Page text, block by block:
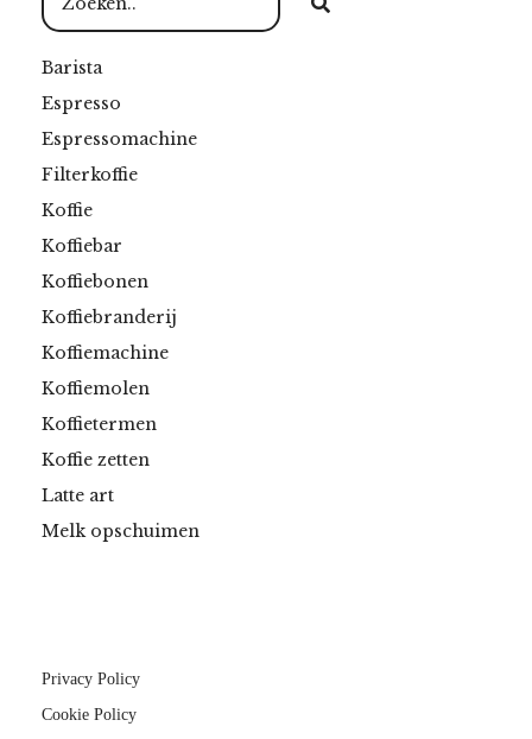
Barista
Espresso
Espressomachine
Filterkoffie
Koffie
Koffiebar
Koffiebonen
Koffiebranderij
Koffiemachine
Koffiemolen
Koffietermen
Koffie zetten
Latte art
Melk opschuimen
Privacy Policy
Cookie Policy